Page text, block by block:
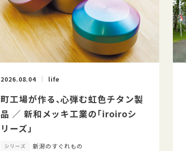
2026.08.04 life
町工場が作る、心弾む虹色チタン製
品 ／ 新和メッキ工業の「iroiroシ
リーズ」
シリーズ 新潟のすぐれもの